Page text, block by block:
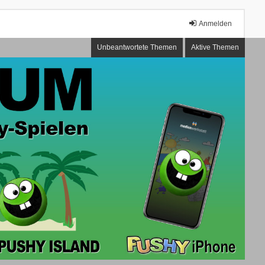
Anmelden
Unbeantwortete Themen Aktive Themen